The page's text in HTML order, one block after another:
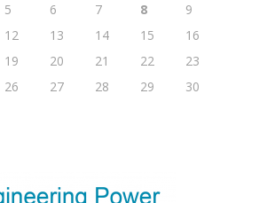
5 6 7 8
9
12 13 14 15
16
19 20 21 22
23
26 27 28 29
30